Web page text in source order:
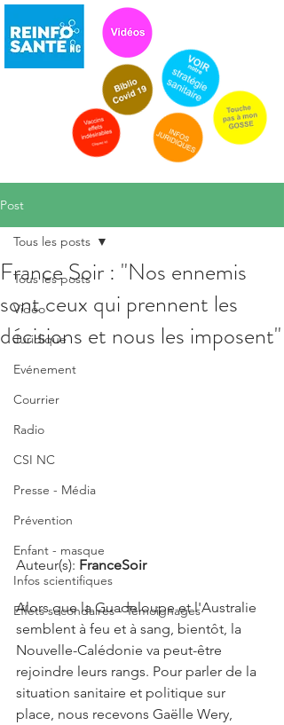
Post
Tous les posts
Vidéo
Juridique
Evénement
Courrier
Radio
CSI NC
Presse - Média
Prévention
Enfant - masque
Infos scientifiques
Effets secondaires - Témoignages
Tous les posts
France Soir : "Nos ennemis
sont ceux qui prennent les
décisions et nous les imposent"
Auteur(s): FranceSoir
Alors que la Guadeloupe et l'Australie
semblent à feu et à sang, bientôt, la
Nouvelle-Calédonie va peut-être
rejoindre leurs rangs. Pour parler de la
situation sanitaire et politique sur
place, nous recevons Gaëlle Wery,